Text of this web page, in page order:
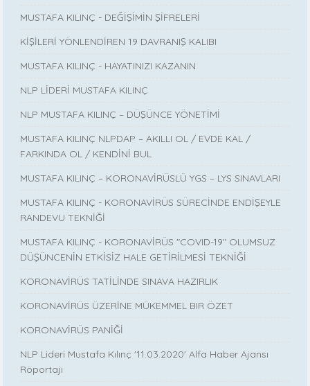
MUSTAFA KILINÇ - DEĞİŞİMİN ŞİFRELERİ
KİŞİLERİ YÖNLENDİREN 19 DAVRANIŞ KALIBI
MUSTAFA KILINÇ - HAYATINIZI KAZANIN
NLP LİDERİ MUSTAFA KILINÇ
NLP MUSTAFA KILINÇ – DÜŞÜNCE YÖNETİMİ
MUSTAFA KILINÇ NLPDAP – AKILLI OL / EVDE KAL /
FARKINDA OL / KENDİNİ BUL
MUSTAFA KILINÇ – KORONAVİRÜSLÜ YGS – LYS SINAVLARI
MUSTAFA KILINÇ - KORONAVİRÜS SÜRECİNDE ENDİŞEYLE
RANDEVU TEKNİĞİ
MUSTAFA KILINÇ - KORONAVİRÜS "COVID-19" OLUMSUZ
DÜŞÜNCENİN ETKİSİZ HALE GETİRİLMESİ TEKNİĞİ
KORONAVİRÜS TATİLİNDE SINAVA HAZIRLIK
KORONAVİRÜS ÜZERİNE MÜKEMMEL BIR ÖZET
KORONAVİRÜS PANİĞİ
NLP Lideri Mustafa Kılınç '11.03.2020' Alfa Haber Ajansı
Röportajı